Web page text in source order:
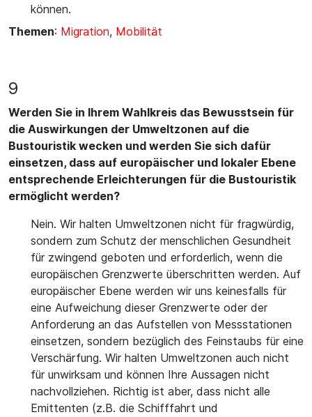
können.
Themen: Migration, Mobilität
9
Werden Sie in Ihrem Wahlkreis das Bewusstsein für
die Auswirkungen der Umweltzonen auf die
Bustouristik wecken und werden Sie sich dafür
einsetzen, dass auf europäischer und lokaler Ebene
entsprechende Erleichterungen für die Bustouristik
ermöglicht werden?
Nein. Wir halten Umweltzonen nicht für fragwürdig,
sondern zum Schutz der menschlichen Gesundheit
für zwingend geboten und erforderlich, wenn die
europäischen Grenzwerte überschritten werden. Auf
europäischer Ebene werden wir uns keinesfalls für
eine Aufweichung dieser Grenzwerte oder der
Anforderung an das Aufstellen von Messstationen
einsetzen, sondern bezüglich des Feinstaubs für eine
Verschärfung. Wir halten Umweltzonen auch nicht
für unwirksam und können Ihre Aussagen nicht
nachvollziehen. Richtig ist aber, dass nicht alle
Emittenten (z.B. die Schifffahrt und